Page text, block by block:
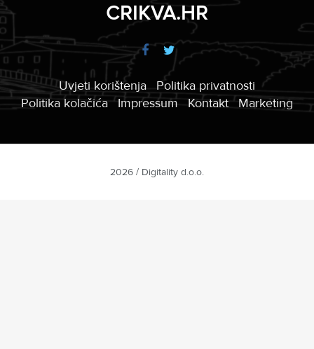
CRIKVA.HR
Uvjeti korištenja
Politika privatnosti
Politika kolačića
Impressum Kontakt Marketing
2026 / Digitality d.o.o.